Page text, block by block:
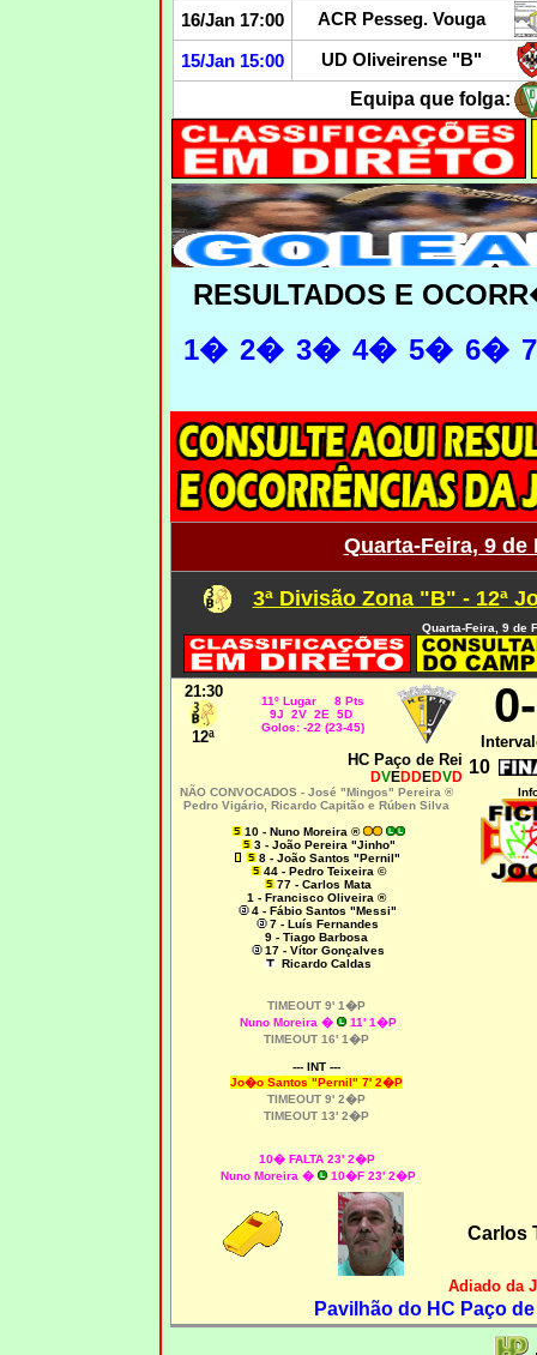
16/Jan 17:00 ACR Pesseg. Vouga
15/Jan 15:00 UD Oliveirense "B"
Equipa que folga:
RESULTADOS E
1� 2� 3� 4� 5� 6�
Quarta-Feira, 9 de
3ª Divisão Zona "B" - 12ª
Quarta-Feira, 9 de
21:30
12ª
11º Lugar 8 Pts
9J 2V 2E 5D
Golos: -22 (23-45)
HC Paço de Rei
DVEDDEDVD 10
NÃO CONVOCADOS - José "Mingos" Pereira ®
Pedro Vigário, Ricardo Capitão e Rúben Silva
10 - Nuno Moreira ®
3 - João Pereira "Jinho"
8 - João Santos "Pernil"
44 - Pedro Teixeira ©
77 - Carlos Mata
1 - Francisco Oliveira ®
4 - Fábio Santos "Messi"
7 - Luís Fernandes
9 - Tiago Barbosa
17 - Vítor Gonçalves
Ricardo Caldas
TIMEOUT 9' 1�P
Nuno Moreira �
11' 1�P
TIMEOUT 16' 1�P
--- INT ---
Jo�o Santos "Pernil" 7' 2�P
TIMEOUT 9' 2�P
TIMEOUT 13' 2�P
10� FALTA 23' 2�P
Nuno Moreira �
10�F 23' 2�P
Carlos
Adiado da
Pavilhão do HC Paço